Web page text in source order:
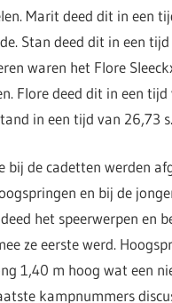
Marit deed dit in een
Stan deed dit in een
waren het Flore
Flore deed dit in een
in een tijd van 26,73 s.
bij de cadetten werden
en bij de
het speerwerpen en
ze eerste werd.
1,40 m hoog wat een
kampnummers